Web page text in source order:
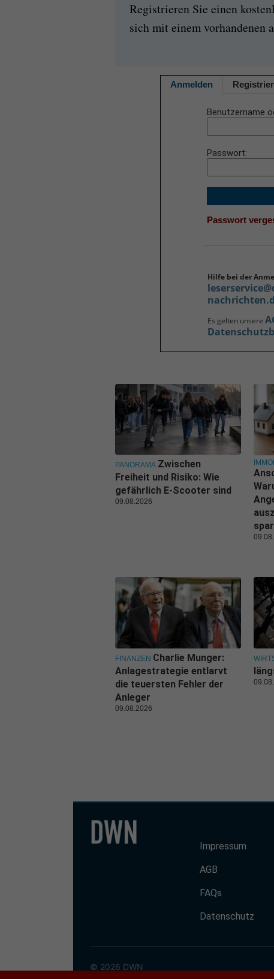
Registrieren Sie einen
sich mit einem vorhandenen
Anmelden
Benutzername
Passwort
Passwort
Hilfe bei der
Es gelten unsere
PANORAMA Zwischen
Freiheit und Risiko: Wie
gefährlich E-Scooter sind
09.08.2026
FINANZEN Charlie Munger:
Anlagestrategie entlarvt
die teuersten Fehler der
Anleger
09.08.2026
Impressum
AGB
FAQs
Datenschutz
© 2026 DWN